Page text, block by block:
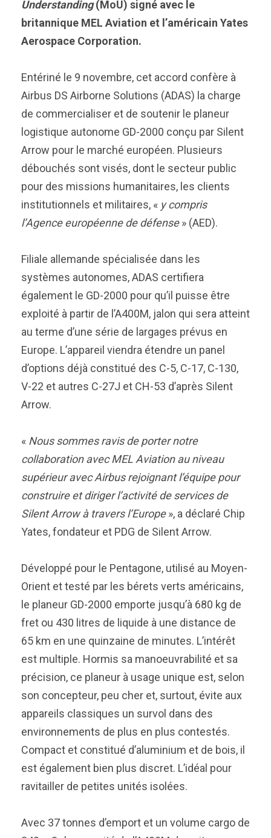
Understanding(MoU) signé avec le
britannique MEL Aviation et l’américain Yates
Aerospace Corporation.
Entériné le 9 novembre, cet accord confère à
Airbus DS Airborne Solutions (ADAS) la charge
de commercialiser et de soutenir le planeur
logistique autonome GD-2000 conçu par Silent
Arrow pour le marché européen. Plusieurs
débouchés sont visés, dont le secteur public
pour des missions humanitaires, les clients
institutionnels et militaires, « y compris
l’Agence européenne de défense» (AED).
Filiale allemande spécialisée dans les
systèmes autonomes, ADAS certifiera
également le GD-2000 pour qu’il puisse être
exploité à partir de l’A400M, jalon qui sera atteint
au terme d’une série de largages prévus en
Europe. L’appareil viendra étendre un panel
d’options déjà constitué des C-5, C-17, C-130,
V-22 et autres C-27J et CH-53 d’après Silent
Arrow.
« Nous sommes ravis de porter notre
collaboration avec MEL Aviation au niveau
supérieur avec Airbus rejoignant l’équipe pour
construire et diriger l’activité de services de
Silent Arrow à travers l’Europe», a déclaré Chip
Yates, fondateur et PDG de Silent Arrow.
Développé pour le Pentagone, utilisé au Moyen-
Orient et testé par les bérets verts américains,
le planeur GD-2000 emporte jusqu’à 680 kg de
fret ou 430 litres de liquide à une distance de
65 km en une quinzaine de minutes. L’intérêt
est multiple. Hormis sa manoeuvrabilité et sa
précision, ce planeur à usage unique est, selon
son concepteur, peu cher et, surtout, évite aux
appareils classiques un survol dans des
environnements de plus en plus contestés.
Compact et constitué d’aluminium et de bois, il
est également bien plus discret. L’idéal pour
ravitailler de petites unités isolées.
Avec 37 tonnes d’emport et un volume cargo de